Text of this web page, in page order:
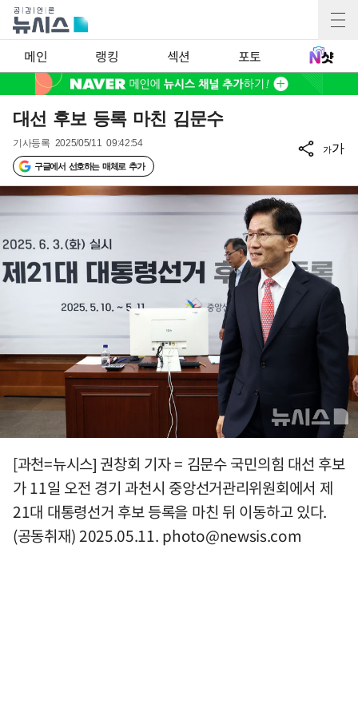
메인 랭킹 섹션 포토
대선 후보 등록 마친 김문수
기사등록 2025/05/11 09:42:54
구글에서 선호하는 매체로 추가
가가
[과천=뉴시스] 권창회 기자 = 김문수 국민의힘 대선 후보
가 11일 오전 경기 과천시 중앙선거관리위원회에서 제
21대 대통령선거 후보 등록을 마친 뒤 이동하고 있다.
(공동취재) 2025.05.11. photo@newsis.com